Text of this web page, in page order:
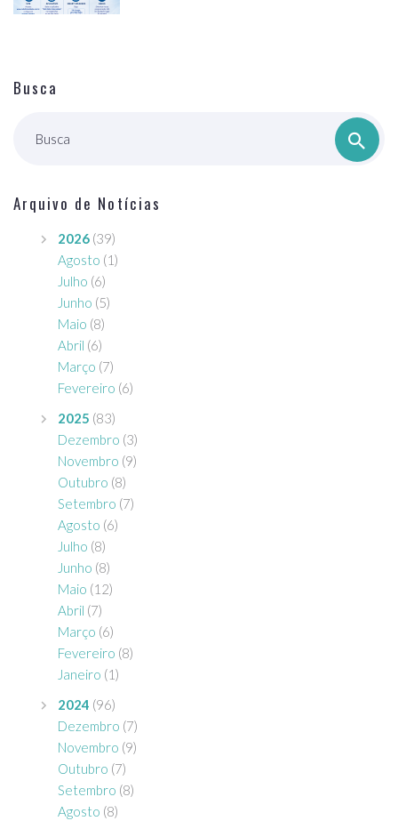
Busca
Busca
Arquivo de Notícias
2026 (39)
Agosto (1)
Julho (6)
Junho (5)
Maio (8)
Abril (6)
Março (7)
Fevereiro (6)
2025 (83)
Dezembro (3)
Novembro (9)
Outubro (8)
Setembro (7)
Agosto (6)
Julho (8)
Junho (8)
Maio (12)
Abril (7)
Março (6)
Fevereiro (8)
Janeiro (1)
2024 (96)
Dezembro (7)
Novembro (9)
Outubro (7)
Setembro (8)
Agosto (8)